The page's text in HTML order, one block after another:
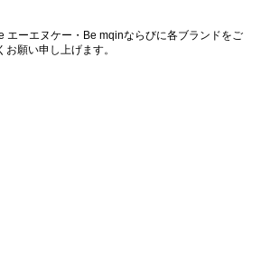
エーエヌケー・Be mqinならびに各ブランドをご
願い申し上げます。